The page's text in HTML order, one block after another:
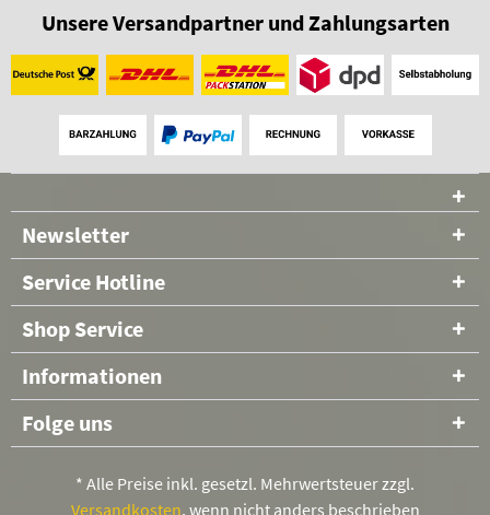
Unsere Versandpartner und Zahlungsarten
Newsletter
Service Hotline
Shop Service
Informationen
Folge uns
* Alle Preise inkl. gesetzl. Mehrwertsteuer zzgl.
Versandkosten, wenn nicht anders beschrieben